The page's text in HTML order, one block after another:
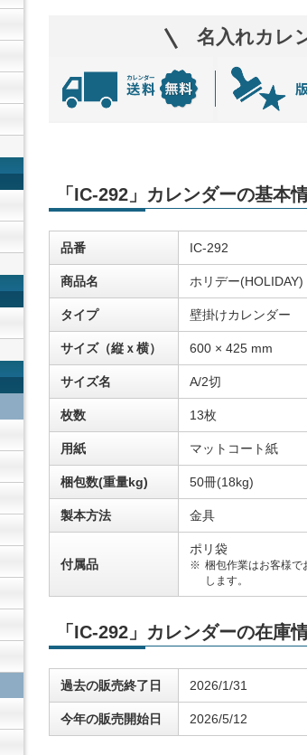
名入れカレ
「IC-292」カレンダーの基本
品番 IC-292
商品名 ホリデー(HOLIDAY)
タイプ 壁掛けカレンダー
サイズ（縦ｘ横） 600 × 425 mm
サイズ名 A/2切
枚数 13枚
用紙 マットコート紙
梱包数(重量kg) 50冊(18kg)
製本方法 金具
付属品
ポリ袋
梱包作業はお客様で
します。
「IC-292」カレンダーの在庫
過去の販売終了日 2026/1/31
今年の販売開始日 2026/5/12